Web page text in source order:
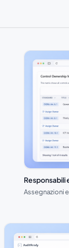
Responsabili
Assegnazioni